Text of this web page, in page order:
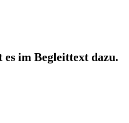
im Begleittext dazu.